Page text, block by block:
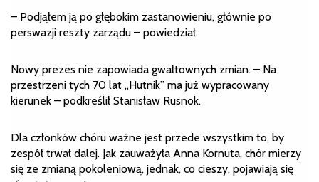
– Podjąłem ją po głębokim zastanowieniu, głównie po
perswazji reszty zarządu – powiedział.
Nowy prezes nie zapowiada gwałtownych zmian. – Na
przestrzeni tych 70 lat „Hutnik” ma już wypracowany
kierunek – podkreślił Stanisław Rusnok.
Dla członków chóru ważne jest przede wszystkim to, by
zespół trwał dalej. Jak zauważyła Anna Kornuta, chór mierzy
się ze zmianą pokoleniową, jednak, co cieszy, pojawiają się